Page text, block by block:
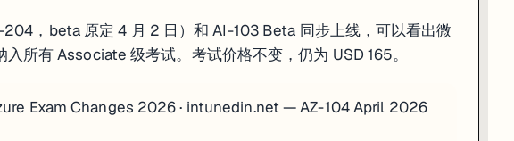
，beta 原定 4 月 2 日）和 AI-103 Beta 同步上线，可以看出微
所有 Associate 级考试。考试价格不变，仍为 USD 165。
Exam Changes 2026· intunedin.net — AZ-104 April 2026